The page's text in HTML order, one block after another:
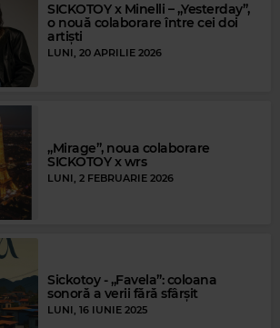
SICKOTOY x Minelli – „Yesterday”,
o nouă colaborare între cei doi
artiști
LUNI, 20 APRILIE 2026
„Mirage”, noua colaborare
SICKOTOY x wrs
LUNI, 2 FEBRUARIE 2026
Sickotoy - „Favela”: coloana
sonoră a verii fără sfârșit
LUNI, 16 IUNIE 2025